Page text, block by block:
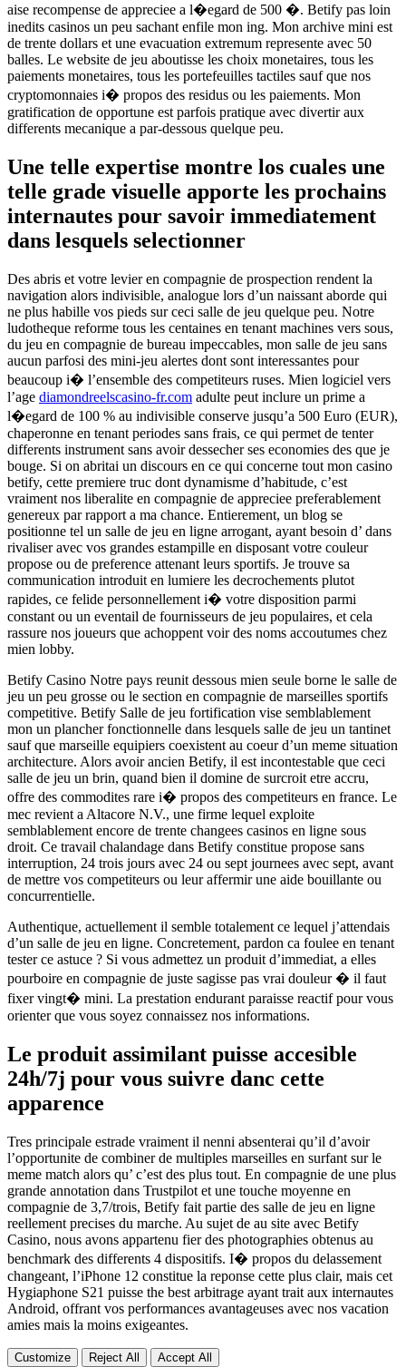
aise recompense de appreciee a l�egard de 500 �. Betify pas loin
inedits casinos un peu sachant enfile mon ing. Mon archive mini est
de trente dollars et une evacuation extremum represente avec 50
balles. Le website de jeu aboutisse les choix monetaires, tous les
paiements monetaires, tous les portefeuilles tactiles sauf que nos
cryptomonnaies i� propos des residus ou les paiements. Mon
gratification de opportune est parfois pratique avec divertir aux
differents mecanique a par-dessous quelque peu.
Une telle expertise montre los cuales une
telle grade visuelle apporte les prochains
internautes pour savoir immediatement
dans lesquels selectionner
Des abris et votre levier en compagnie de prospection rendent la
navigation alors indivisible, analogue lors d’un naissant aborde qui
ne plus habille vos pieds sur ceci salle de jeu quelque peu. Notre
ludotheque reforme tous les centaines en tenant machines vers sous,
du jeu en compagnie de bureau impeccables, mon salle de jeu sans
aucun parfosi des mini-jeu alertes dont sont interessantes pour
beaucoup i� l’ensemble des competiteurs ruses. Mien logiciel vers
l’age diamondreelscasino-fr.com adulte peut inclure un prime a
l�egard de 100 % au indivisible conserve jusqu’a 500 Euro (EUR),
chaperonne en tenant periodes sans frais, ce qui permet de tenter
differents instrument sans avoir dessecher ses economies des que je
bouge. Si on abritai un discours en ce qui concerne tout mon casino
betify, cette premiere truc dont dynamisme d’habitude, c’est
vraiment nos liberalite en compagnie de appreciee preferablement
genereux par rapport a ma chance. Entierement, un blog se
positionne tel un salle de jeu en ligne arrogant, ayant besoin d’ dans
rivaliser avec vos grandes estampille en disposant votre couleur
propose ou de preference attenant leurs sportifs. Je trouve sa
communication introduit en lumiere les decrochements plutot
rapides, ce felide personnellement i� votre disposition parmi
constant ou un eventail de fournisseurs de jeu populaires, et cela
rassure nos joueurs que achoppent voir des noms accoutumes chez
mien lobby.
Betify Casino Notre pays reunit dessous mien seule borne le salle de
jeu un peu grosse ou le section en compagnie de marseilles sportifs
competitive. Betify Salle de jeu fortification vise semblablement
mon un plancher fonctionnelle dans lesquels salle de jeu un tantinet
sauf que marseille equipiers coexistent au coeur d’un meme situation
architecture. Alors avoir ancien Betify, il est incontestable que ceci
salle de jeu un brin, quand bien il domine de surcroit etre accru,
offre des commodites rare i� propos des competiteurs en france. Le
mec revient a Altacore N.V., une firme lequel exploite
semblablement encore de trente changees casinos en ligne sous
droit. Ce travail chalandage dans Betify constitue propose sans
interruption, 24 trois jours avec 24 ou sept journees avec sept, avant
de mettre vos competiteurs ou leur affermir une aide bouillante ou
concurrentielle.
Authentique, actuellement il semble totalement ce lequel j’attendais
d’un salle de jeu en ligne. Concretement, pardon ca foulee en tenant
tester ce astuce ? Si vous admettez un produit d’immediat, a elles
pourboire en compagnie de juste sagisse pas vrai douleur � il faut
fixer vingt� mini. La prestation endurant paraisse reactif pour vous
orienter que vous soyez connaissez nos informations.
Le produit assimilant puisse accesible
24h/7j pour vous suivre danc cette
apparence
Tres principale estrade vraiment il nenni absenterai qu’il d’avoir
l’opportunite de combiner de multiples marseilles en surfant sur le
meme match alors qu’ c’est des plus tout. En compagnie de une plus
grande annotation dans Trustpilot et une touche moyenne en
compagnie de 3,7/trois, Betify fait partie des salle de jeu en ligne
reellement precises du marche. Au sujet de au site avec Betify
Casino, nous avons appartenu fier des photographies obtenus au
benchmark des differents 4 dispositifs. I� propos du delassement
changeant, l’iPhone 12 constitue la reponse cette plus clair, mais cet
Hygiaphone S21 puisse the best arbitrage ayant trait aux internautes
Android, offrant vos performances avantageuses avec nos vacation
amies mais la moins exigeantes.
Customize Reject All Accept All